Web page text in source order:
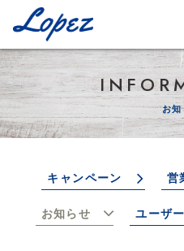
お知
キャンペーン 営
お知らせ ユーザ